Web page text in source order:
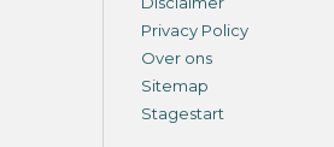
Privacy Policy
Over ons
Sitemap
Stagestart